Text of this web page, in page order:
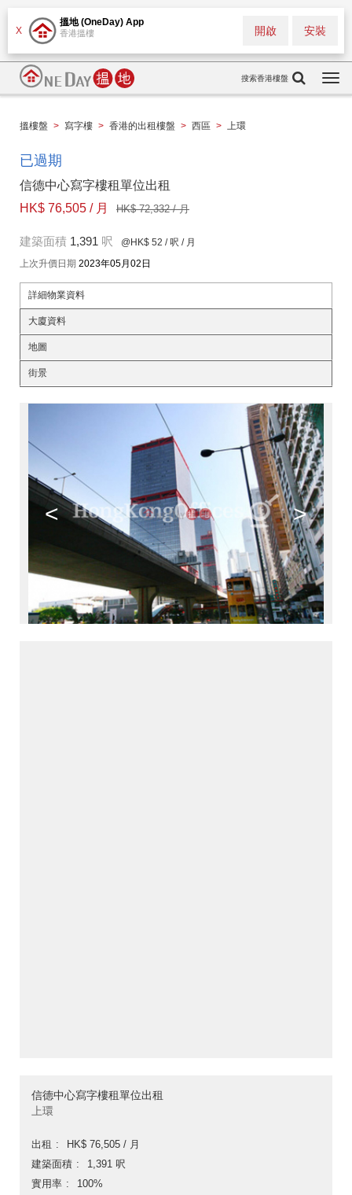
X
搵地 (OneDay) App
香港搵樓 安裝
開啟
搜索香港樓盤
搵樓盤 > 寫字樓 > 香港的出租樓盤 > 西區 > 上環
已過期
信德中心寫字樓租單位出租
HK$ 76,505 / 月
HK$ 72,332 / 月
建築面積 1,391 呎 @HK$ 52 / 呎 / 月
上次升價日期 2023年05月02日
詳細物業資料
大廈資料
地圖
街景
< >
信德中心寫字樓租單位出租
上環
出租
HK$ 76,505 / 月
建築面積
1,391 呎
實用率
100%